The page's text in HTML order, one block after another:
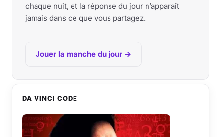
chaque nuit, et la réponse du jour n’apparaît
jamais dans ce que vous partagez.
Jouer la manche du jour →
DA VINCI CODE